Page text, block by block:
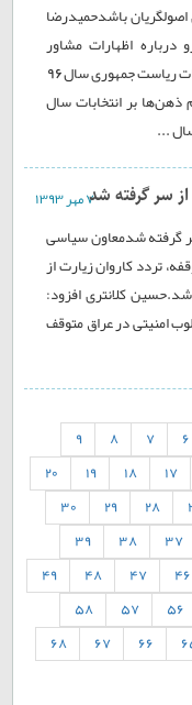
باشدحمیدرضا
درباره اظهارات مشاور
احمدی‌نژاد گفت: هنوز اصولگریان برای انتخابات ریاست جمهوری سال 96
بر انتخابات سال
...
از سر گرفته شد۷ مهر ۱۳۹۳
گرفته شدمعاون سیاسی
تردد کاروان زیارت از
شد.حسین کلانتری افزود:
امنیتی در عراق متوقف
6
7
8
9
17
18
19
20
28
29
30
37
38
39
46
47
48
49
56
57
58
66
67
68